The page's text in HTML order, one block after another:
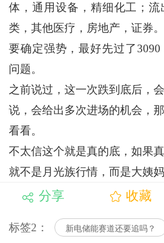
体，通用设备，精细化工；
类，其他医疗，房地产，证券。
要确定强势，最好先过了
问题。
之前说过，这一次跌到底后，
说，会给出多次进场的机会，
看看。
不太信这个就是真的底，如果
就不是月光族行情，而是大姨妈
分享 收藏
标签2： 新电储能赛道还要追吗？